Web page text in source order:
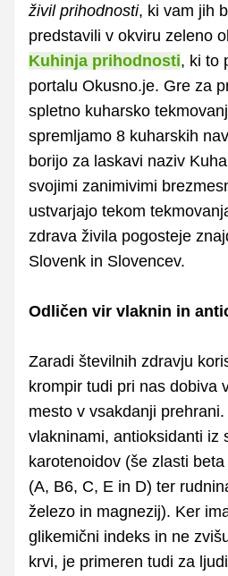
živil prihodnosti, ki vam jih
predstavili v okviru zeleno
Kuhinja prihodnosti, ki to
portalu Okusno.je. Gre za
spletno kuharsko
spremljamo 8 kuharskih
borijo za laskavi naziv
svojimi zanimivimi
ustvarjajo tekom
zdrava živila pogosteje
Slovenk in Slovencev.
Odličen vir vlaknin in
Zaradi številnih zdravju
krompir tudi pri nas dobiva
mesto v vsakdanji
vlakninami, antioksidanti iz
karotenoidov (še zlasti
(A, B6, C, E in D) ter
železo in magnezij). Ker
glikemični indeks in ne
krvi, je primeren tudi za